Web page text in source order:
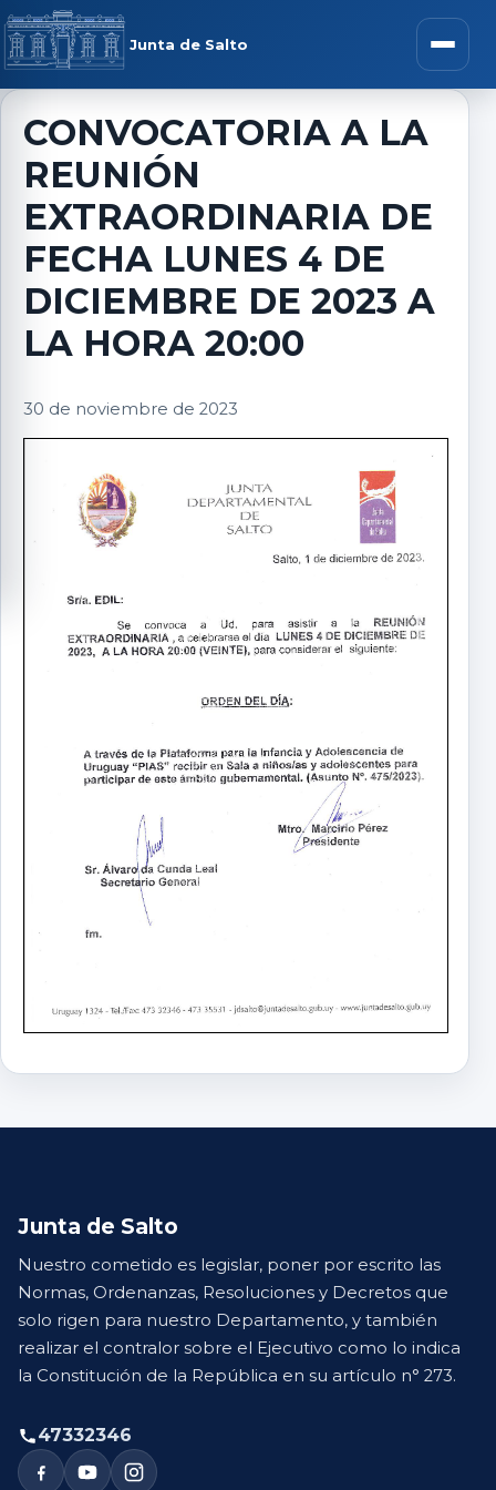
Saltar al contenido
Junta de Salto Abrir
menú
CONVOCATORIA A LA
REUNIÓN
EXTRAORDINARIA DE
FECHA LUNES 4 DE
DICIEMBRE DE 2023 A
LA HORA 20:00
30 de noviembre de 2023
Junta de Salto
Nuestro cometido es legislar, poner por escrito las
Normas, Ordenanzas, Resoluciones y Decretos que
solo rigen para nuestro Departamento, y también
realizar el contralor sobre el Ejecutivo como lo indica
la Constitución de la República en su artículo n° 273.
47332346